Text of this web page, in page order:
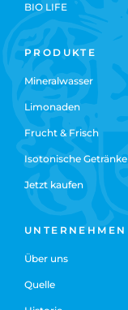
BIO LIFE
PRODUKTE
Mineralwasser
Limonaden
Frucht & Frisch
Isotonische Getränke
Jetzt kaufen
UNTERNEHMEN
Über uns
Quelle